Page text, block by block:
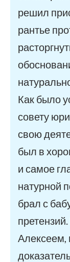
решил
рантье
Как было
совету
свою
был в
и самое
натурной
брал с
Алексеем,